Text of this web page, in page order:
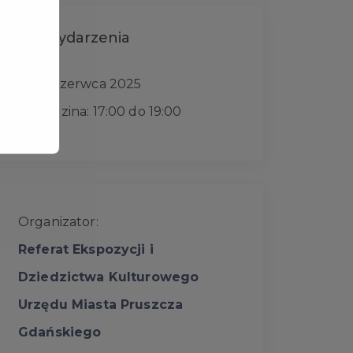
Data wydarzenia
28 czerwca 2025
Godzina: 17:00 do 19:00
Organizator:
Referat Ekspozycji i
Dziedzictwa Kulturowego
Urzędu Miasta Pruszcza
Gdańskiego